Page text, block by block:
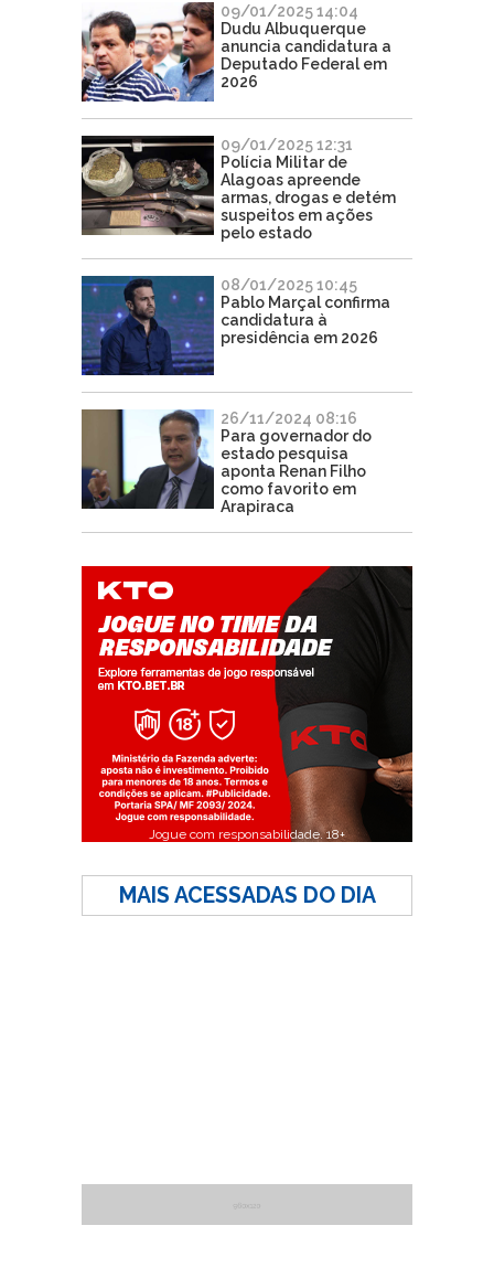
09/01/2025 14:04
Dudu Albuquerque
anuncia candidatura a
Deputado Federal em
2026
09/01/2025 12:31
Polícia Militar de
Alagoas apreende
armas, drogas e detém
suspeitos em ações
pelo estado
08/01/2025 10:45
Pablo Marçal confirma
candidatura à
presidência em 2026
26/11/2024 08:16
Para governador do
estado pesquisa
aponta Renan Filho
como favorito em
Arapiraca
Jogue com responsabilidade. 18+
MAIS ACESSADAS DO DIA